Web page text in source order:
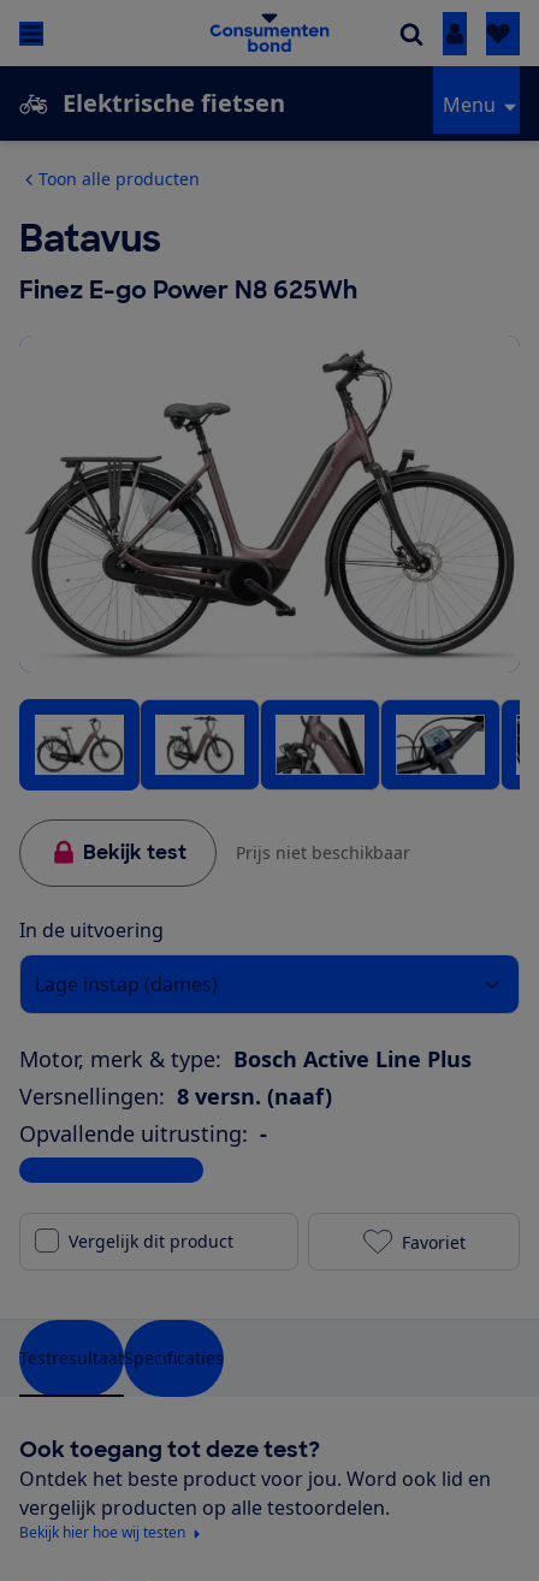
Inloggen
Elektrische fietsen Menu
Toon alle producten
Batavus
Finez E-go Power N8 625Wh
Bekijk test Prijs niet beschikbaar
In de uitvoering
Lage instap (dames)
Motor, merk & type: Bosch Active Line Plus
Versnellingen: 8 versn. (naaf)
Opvallende uitrusting: -
Bekijk alle specificaties
Vergelijk dit product Batavus
Favoriet
TestresultaatSpecificaties
Ook toegang tot deze test?
Ontdek het beste product voor jou. Word ook lid en
vergelijk producten op alle testoordelen.
Bekijk hier hoe wij testen